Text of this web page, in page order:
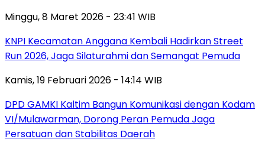
Minggu, 8 Maret 2026 - 23:41 WIB
KNPI Kecamatan Anggana Kembali Hadirkan Street
Run 2026, Jaga Silaturahmi dan Semangat Pemuda
Kamis, 19 Februari 2026 - 14:14 WIB
DPD GAMKI Kaltim Bangun Komunikasi dengan Kodam
VI/Mulawarman, Dorong Peran Pemuda Jaga
Persatuan dan Stabilitas Daerah